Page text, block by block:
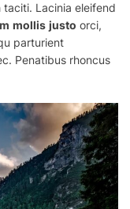
taciti. Lacinia eleifend
mollis justo orci,
parturient
Penatibus rhoncus